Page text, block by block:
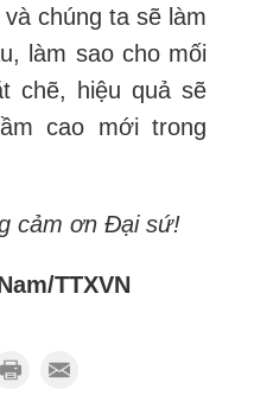
chúng ta sẽ làm
làm sao cho mối
chẽ, hiệu quả sẽ
cao mới trong
cảm ơn Đại sứ!
TTXVN